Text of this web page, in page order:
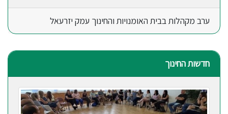
ערב מקהלות בבית האומנויות והחינוך עמק יזרעאל
חדשות החינוך